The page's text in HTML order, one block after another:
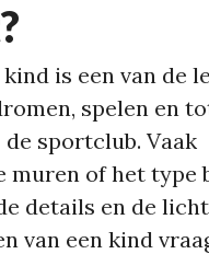
is een van de
spelen en
sportclub. Vaak
muren of het type
details en de
van een kind